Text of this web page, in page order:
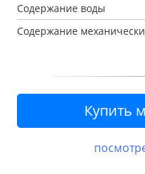
Содержание воды
Содержание